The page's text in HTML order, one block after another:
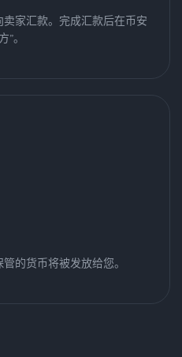
家汇款。完成汇款后在币安
。
的货币将被发放给您。